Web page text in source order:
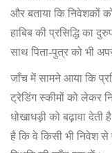
और बताया कि निवेशकों
हाबिब की प्रसिद्धि का
साथ पिता‑पुत्र को भी
जाँच में सामने आया कि
ट्रेडिंग स्कीमों को लेकर
धोखाधड़ी को बढ़ावा
है कि वे किसी भी निवेश